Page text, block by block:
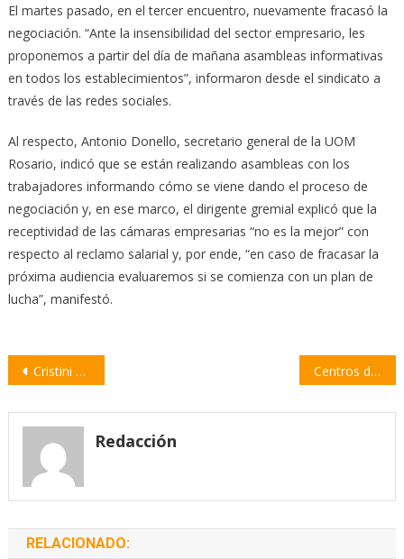
El martes pasado, en el tercer encuentro, nuevamente fracasó la
negociación. “Ante la insensibilidad del sector empresario, les
proponemos a partir del día de mañana asambleas informativas
en todos los establecimientos”, informaron desde el sindicato a
través de las redes sociales.
Al respecto, Antonio Donello, secretario general de la UOM
Rosario, indicó que se están realizando asambleas con los
trabajadores informando cómo se viene dando el proceso de
negociación y, en ese marco, el dirigente gremial explicó que la
receptividad de las cámaras empresarias “no es la mejor” con
respecto al reclamo salarial y, por ende, “en caso de fracasar la
próxima audiencia evaluaremos si se comienza con un plan de
lucha”, manifestó.
Navegación
entradas
Cristini afirma que el Municipio tiene “una mirada conservadora sobre las finanzas públicas” Centros de alfabetización para adultos organizan una «Intervención Patriótica»
Redacción
RELACIONADO: